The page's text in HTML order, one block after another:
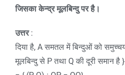
जिसका केन्द्र मूलबिन्दु पर है।
उत्तर:
दिया है, A समतल में बिन्दुओं को
मूलबिन्दु से P तथा Q की दूरी समान है }